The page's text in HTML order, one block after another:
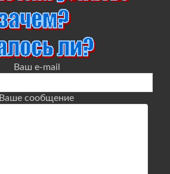
Ваш e-mail
Ваше сообщение